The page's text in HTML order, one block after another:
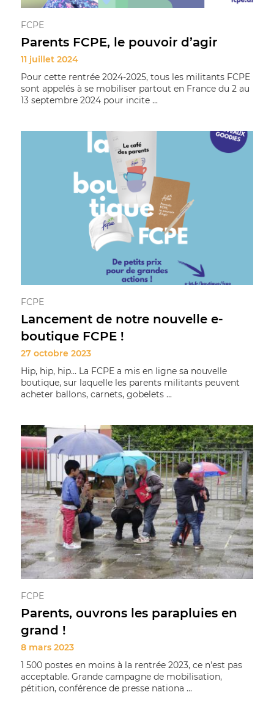
FCPE
Parents FCPE, le pouvoir d’agir
11 juillet 2024
Pour cette rentrée 2024-2025, tous les militants FCPE
sont appelés à se mobiliser partout en France du 2 au
13 septembre 2024 pour incite ...
FCPE
Lancement de notre nouvelle e-
boutique FCPE !
27 octobre 2023
Hip, hip, hip… La FCPE a mis en ligne sa nouvelle
boutique, sur laquelle les parents militants peuvent
acheter ballons, carnets, gobelets ...
FCPE
Parents, ouvrons les parapluies en
grand !
8 mars 2023
1 500 postes en moins à la rentrée 2023, ce n'est pas
acceptable. Grande campagne de mobilisation,
pétition, conférence de presse nationa ...